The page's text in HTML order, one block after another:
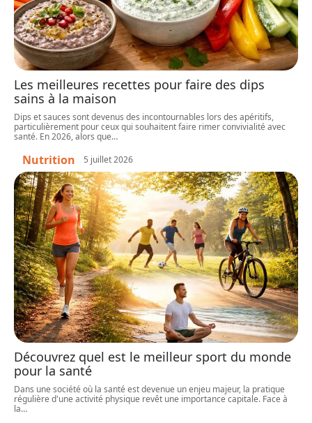
Les meilleures recettes pour faire des dips
sains à la maison
Dips et sauces sont devenus des incontournables lors des apéritifs,
particulièrement pour ceux qui souhaitent faire rimer convivialité avec
santé. En 2026, alors que…
Nutrition 5 juillet 2026
Découvrez quel est le meilleur sport du monde
pour la santé
Dans une société où la santé est devenue un enjeu majeur, la pratique
régulière d'une activité physique revêt une importance capitale. Face à
la…